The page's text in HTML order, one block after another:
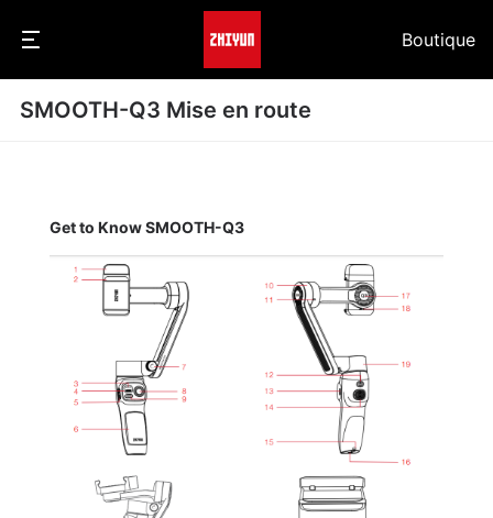
Boutique
SMOOTH-Q3 Mise en route
Get to Know SMOOTH-Q3